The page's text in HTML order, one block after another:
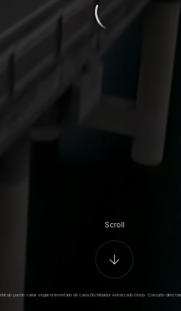
puede variar según el inventario de cada Distribuidor Autorizado Geely. Consulte
Scroll